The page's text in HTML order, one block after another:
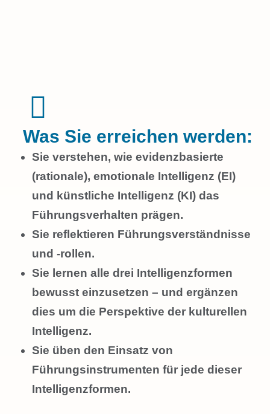
Was Sie erreichen werden:
Sie verstehen, wie evidenzbasierte
(rationale), emotionale Intelligenz (EI)
und künstliche Intelligenz (KI) das
Führungsverhalten prägen.
Sie reflektieren Führungsverständnisse
und -rollen.
Sie lernen alle drei Intelligenzformen
bewusst einzusetzen – und ergänzen
dies um die Perspektive der kulturellen
Intelligenz.
Sie üben den Einsatz von
Führungsinstrumenten für jede dieser
Intelligenzformen.